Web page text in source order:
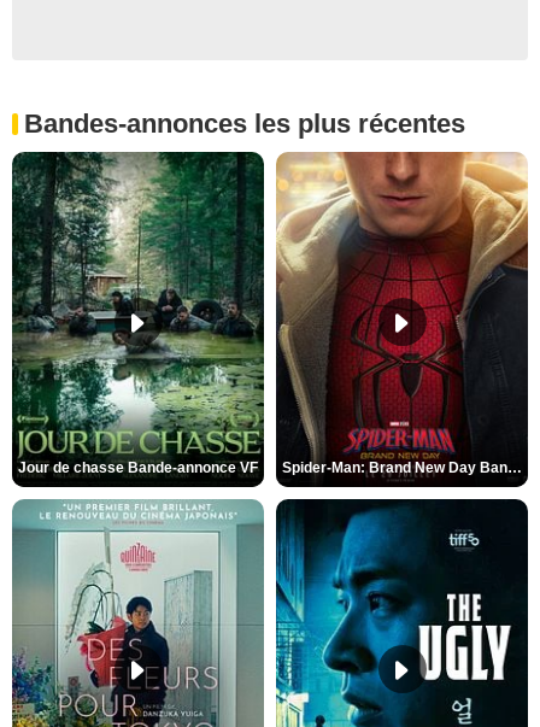
Bandes-annonces les plus récentes
Jour de chasse Bande-annonce VF Spider-Man: Brand New Day Bande-annonce (3) VO STFR